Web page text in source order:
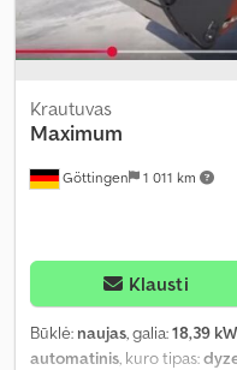
Göttingen 1 011 km
Krautuvas
Maximum
Klausti
Būklė: naujas, galia:18,39
automatinis, kuro tipas: